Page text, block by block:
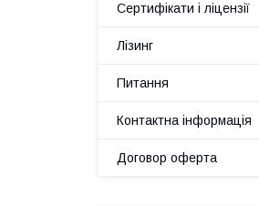
Сертифікати і ліцензії
Лізинг
Питання
Контактна інформація
Договор оферта